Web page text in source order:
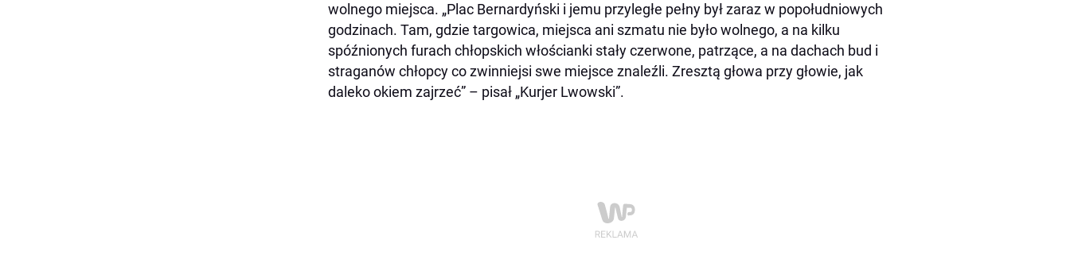
wolnego miejsca. „Plac Bernardyński i jemu przyległe pełny był zaraz w popołudniowych
godzinach. Tam, gdzie targowica, miejsca ani szmatu nie było wolnego, a na kilku
spóźnionych furach chłopskich włościanki stały czerwone, patrzące, a na dachach bud i
straganów chłopcy co zwinniejsi swe miejsce znaleźli. Zresztą głowa przy głowie, jak
daleko okiem zajrzeć” – pisał „Kurjer Lwowski”.